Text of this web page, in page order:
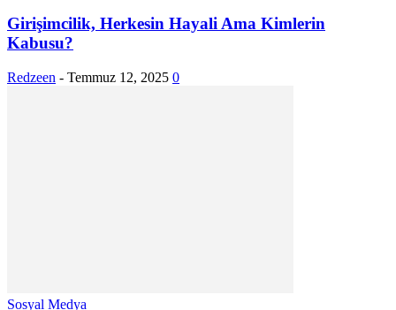
Girişimcilik, Herkesin Hayali Ama Kimlerin
Kabusu?
Redzeen - Temmuz 12, 2025 0
Sosyal Medya